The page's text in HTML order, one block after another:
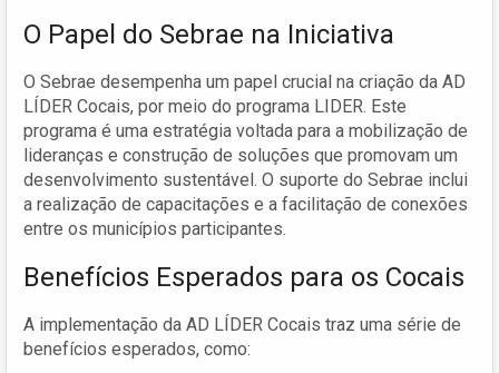
O Papel do Sebrae na Iniciativa
O Sebrae desempenha um papel crucial na criação da AD
LÍDER Cocais, por meio do programa LIDER. Este
programa é uma estratégia voltada para a mobilização de
lideranças e construção de soluções que promovam um
desenvolvimento sustentável. O suporte do Sebrae inclui
a realização de capacitações e a facilitação de conexões
entre os municípios participantes.
Benefícios Esperados para os Cocais
A implementação da AD LÍDER Cocais traz uma série de
benefícios esperados, como: